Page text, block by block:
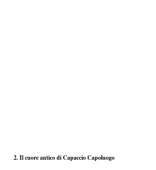
2. Il cuore antico di Capaccio Capoluogo